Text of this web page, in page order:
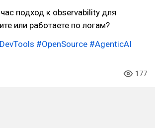
подход к observability для
или работаете по логам?
#OpenSource #AgenticAI
177